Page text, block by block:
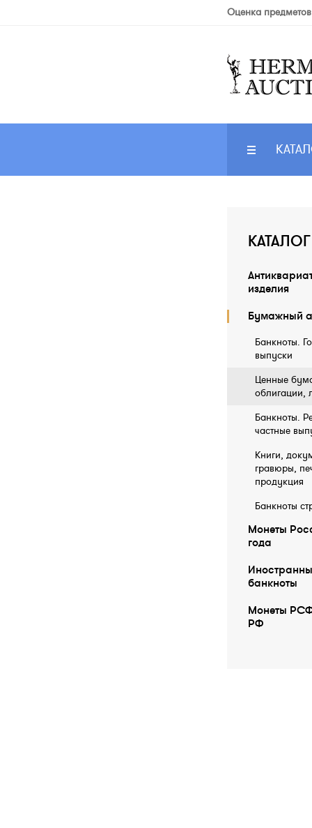
Оценка
изделия
Бумажный
Банкноты.
выпуски
Ценные
облигации,
Банкноты.
частные
Книги,
гравюры,
продукция
Банкноты
Монеты
года
бaнкноты
Монеты
РФ